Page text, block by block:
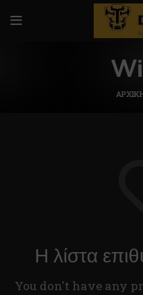
Η λίστα
You don't have any